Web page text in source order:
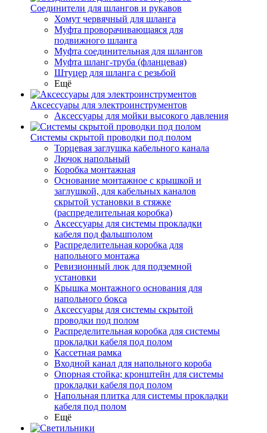
Соединители для шлангов и рукавов
Хомут червячный для шланга
Муфта проворачивающаяся для
подвижного шланга
Муфта соединительная для шлангов
Муфта шланг-труба (фланцевая)
Штуцер для шланга с резьбой
Ещё
Аксессуары для электроинструментов
Аксессуары для мойки высокого давления
Системы скрытой проводки под полом
Торцевая заглушка кабельного канала
Лючок напольный
Коробка монтажная
Основание монтажное с крышкой и
заглушкой, для кабельных каналов
скрытой установки в стяжке
(распределительная коробка)
Аксессуары для системы прокладки
кабеля под фальшполом
Распределительная коробка для
напольного монтажа
Ревизионный люк для подземной
установки
Крышка монтажного основания для
напольного бокса
Аксессуары для системы скрытой
проводки под полом
Распределительная коробка для системы
прокладки кабеля под полом
Кассетная рамка
Входной канал для напольного короба
Опорная стойка; кронштейн для системы
прокладки кабеля под полом
Напольная плитка для системы прокладки
кабеля под полом
Ещё